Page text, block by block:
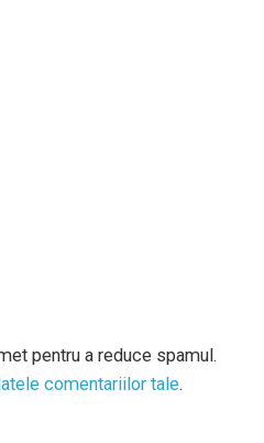
pentru a reduce spamul.
comentariilor tale.